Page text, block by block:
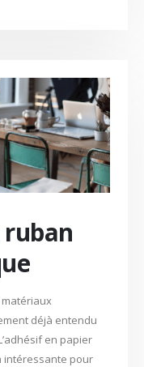
ruban
déjà entendu
en papier
intéressante pour